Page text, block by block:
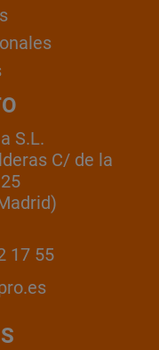
S.L.
C/ de la
17 55